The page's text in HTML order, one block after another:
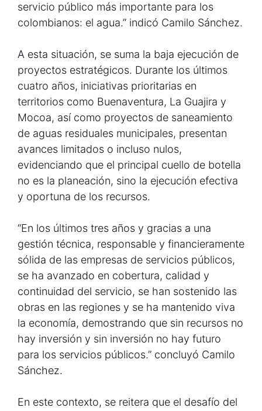
servicio público más importante para los
colombianos: el agua.” indicó Camilo Sánchez.
A esta situación, se suma la baja ejecución de
proyectos estratégicos. Durante los últimos
cuatro años, iniciativas prioritarias en
territorios como Buenaventura, La Guajira y
Mocoa, así como proyectos de saneamiento
de aguas residuales municipales, presentan
avances limitados o incluso nulos,
evidenciando que el principal cuello de botella
no es la planeación, sino la ejecución efectiva
y oportuna de los recursos.
“En los últimos tres años y gracias a una
gestión técnica, responsable y financieramente
sólida de las empresas de servicios públicos,
se ha avanzado en cobertura, calidad y
continuidad del servicio, se han sostenido las
obras en las regiones y se ha mantenido viva
la economía, demostrando que sin recursos no
hay inversión y sin inversión no hay futuro
para los servicios públicos.” concluyó Camilo
Sánchez.
En este contexto, se reitera que el desafío del